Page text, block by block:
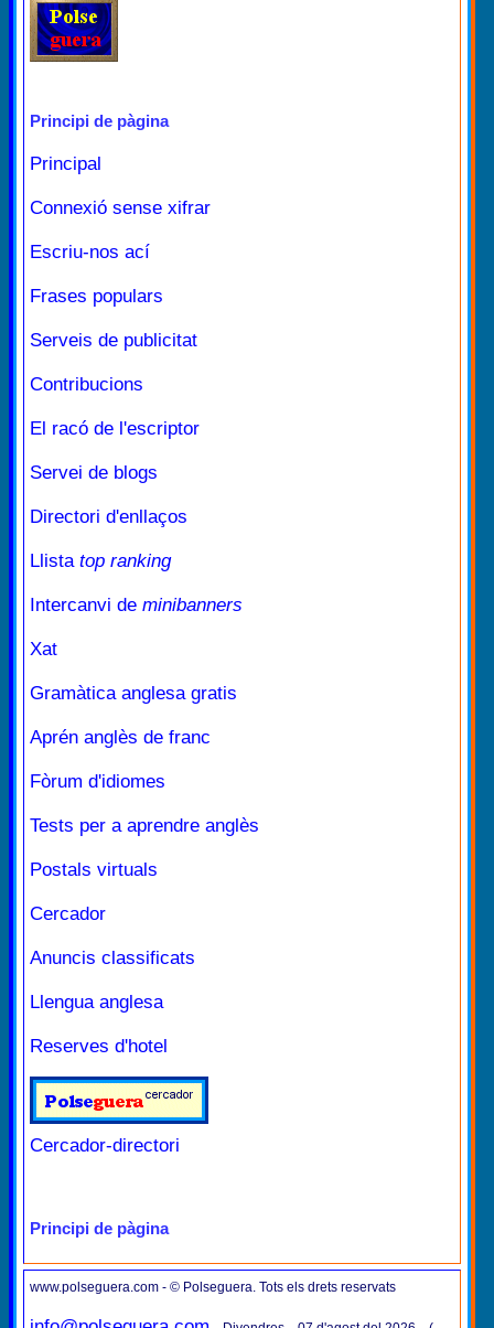
Principi de pàgina
Principal
Connexió sense xifrar
Escriu-nos ací
Frases populars
Serveis de publicitat
Contribucions
El racó de l'escriptor
Servei de blogs
Directori d'enllaços
Llista top ranking
Intercanvi de minibanners
Xat
Gramàtica anglesa gratis
Aprén anglès de franc
Fòrum d'idiomes
Tests per a aprendre anglès
Postals virtuals
Cercador
Anuncis classificats
Llengua anglesa
Reserves d'hotel
Cercador-directori
Principi de pàgina
www.polseguera.com - © Polseguera. Tots els drets reservats